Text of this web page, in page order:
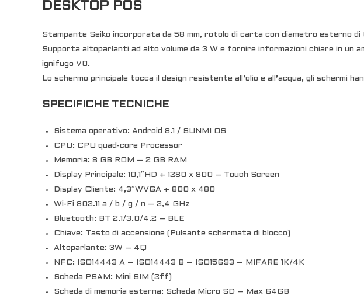
DESKTOP POS
Stampante Seiko incorporata da 58 mm, rotolo di carta con diametro esterno
Supporta altoparlanti ad alto volume da 3 W e fornire informazioni chiare in un
ignifugo V0.
Lo schermo principale tocca il design resistente all’olio e all’acqua, gli schermi
SPECIFICHE TECNICHE
Sistema operativo: Android 8.1 / SUNMI OS
CPU: CPU quad-core Processor
Memoria: 8 GB ROM – 2 GB RAM
Display Principale: 10,1″HD + 1280 x 800 – Touch Screen
Display Cliente: 4,3″WVGA + 800 x 480
Wi-Fi 802.11 a / b / g / n – 2,4 GHz
Bluetooth: BT 2.1/3.0/4.2 – BLE
Chiave: Tasto di accensione (Pulsante schermata di blocco)
Altoparlante: 3W – 4Q
NFC: ISO14443 A – ISO14443 B – ISO15693 – MIFARE 1K/4K
Scheda PSAM: Mini SIM (2ff)
Scheda di memoria esterna: Scheda Micro SD – Max 64GB